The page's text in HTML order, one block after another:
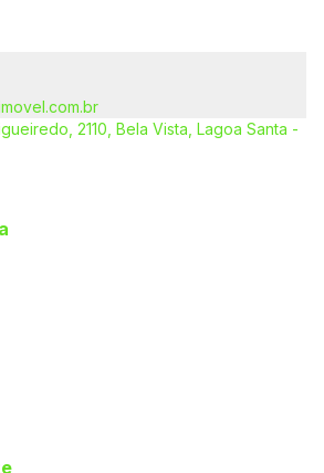
2110, Bela Vista, Lagoa Santa -